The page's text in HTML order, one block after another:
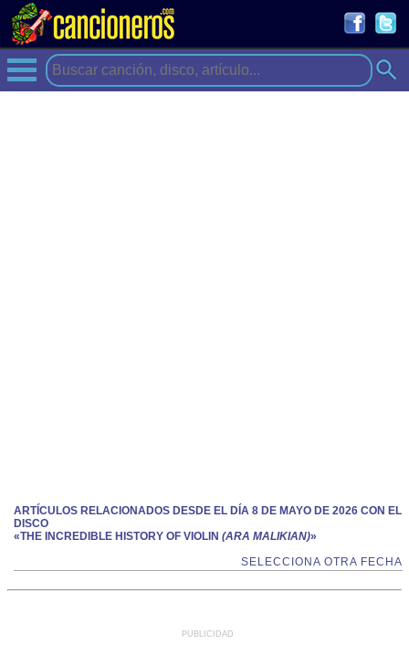
ARTÍCULOS RELACIONADOS DESDE EL DÍA 8 DE MAYO DE 2026 CON EL
DISCO
«THE INCREDIBLE HISTORY OF VIOLIN (ARA MALIKIAN)»
SELECCIONA OTRA FECHA
PUBLICIDAD